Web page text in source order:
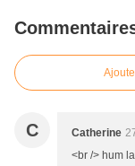
C Catherine
<br /> hum